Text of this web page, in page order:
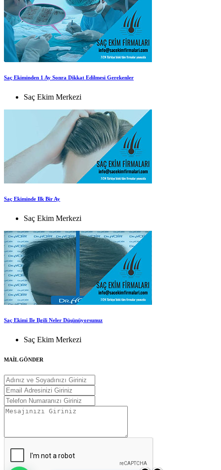
Saç Ekiminden 1 Ay Sonra Dikkat Edilmesi Gerekenler
Saç Ekim Merkezi
Saç Ekiminde Ilk Bir Ay
Saç Ekim Merkezi
Saç Ekimi Ile Ilgili Neler Düşünüyorsunuz
Saç Ekim Merkezi
MAİL GÖNDER